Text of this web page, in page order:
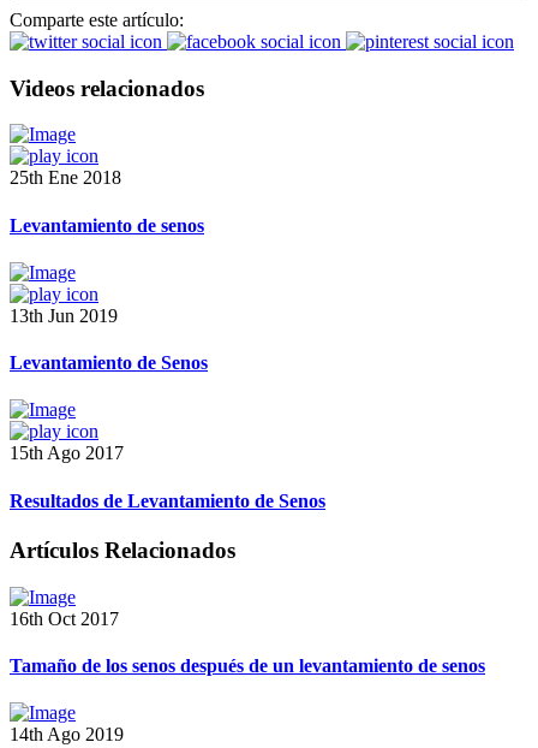
Comparte este artículo:
Videos relacionados
25th Ene 2018
Levantamiento de senos
13th Jun 2019
Levantamiento de Senos
15th Ago 2017
Resultados de Levantamiento de Senos
Artículos Relacionados
16th Oct 2017
Tamaño de los senos después de un levantamiento de senos
14th Ago 2019